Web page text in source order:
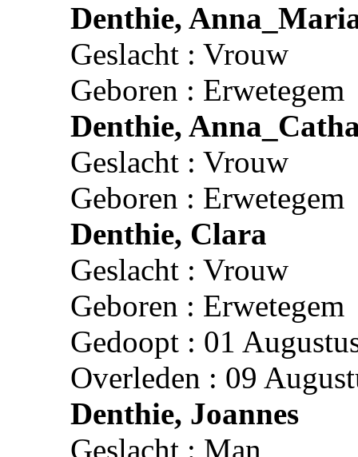
Denthie,
Geslacht : Vrouw
Geboren : Erwetegem
Denthie,
Geslacht : Vrouw
Geboren : Erwetegem
Denthie, Clara
Geslacht : Vrouw
Geboren : Erwetegem
Gedoopt : 01
Overleden : 09
Denthie, Joannes
Geslacht : Man